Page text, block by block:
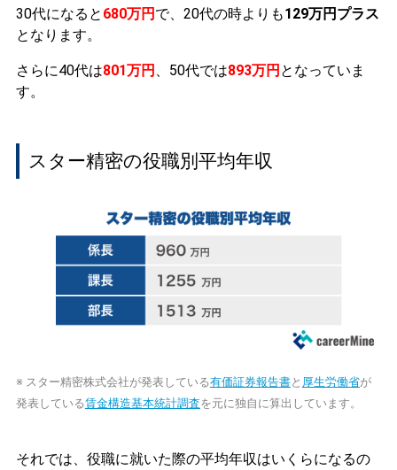
30代になると 680万円 で、20代の時よりも129万円プラス
となります。
さらに40代は801万円 、50代では893万円 となっていま
す。
スター精密の役職別平均年収
※ スター精密株式会社が発表している有価証券報告書と 厚生労働省が
発表している賃金構造基本統計調査を元に独自に算出しています。
それでは、役職に就いた際の平均年収はいくらになるの